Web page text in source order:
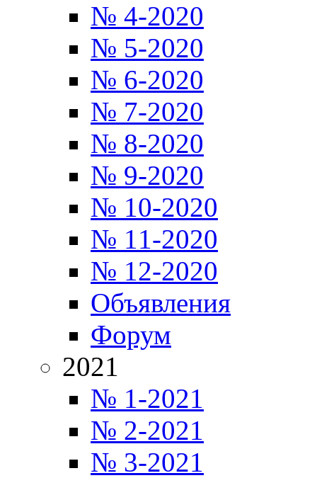
№ 4-2020
№ 5-2020
№ 6-2020
№ 7-2020
№ 8-2020
№ 9-2020
№ 10-2020
№ 11-2020
№ 12-2020
Объявления
Форум
2021
№ 1-2021
№ 2-2021
№ 3-2021